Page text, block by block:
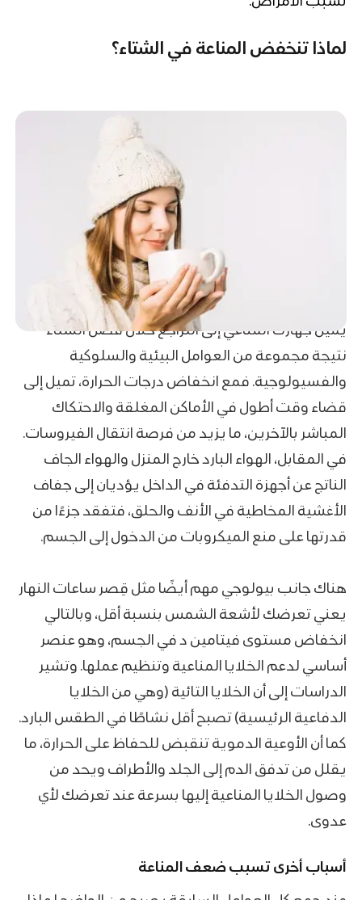
لماذا تنخفض المناعة في الشتاء؟
يميل جهازك المناعي إلى التراجع خلال فصل الشتاء
نتيجة مجموعة من العوامل البيئية والسلوكية
والفسيولوجية. فمع انخفاض درجات الحرارة، تميل إلى
قضاء وقت أطول في الأماكن المغلقة والاحتكاك
المباشر بالآخرين، ما يزيد من فرصة انتقال الفيروسات.
في المقابل، الهواء البارد خارج المنزل والهواء الجاف
الناتج عن أجهزة التدفئة في الداخل يؤديان إلى جفاف
الأغشية المخاطية في الأنف والحلق، فتفقد جزءًا من
قدرتها على منع الميكروبات من الدخول إلى الجسم.
هناك جانب بيولوجي مهم أيضًا مثل قِصر ساعات النهار
يعني تعرضك لأشعة الشمس بنسبة أقل، وبالتالي
انخفاض مستوى فيتامين د في الجسم، وهو عنصر
أساسي لدعم الخلايا المناعية وتنظيم عملها. وتشير
الدراسات إلى أن الخلايا التائية (وهي من الخلايا
الدفاعية الرئيسية) تصبح أقل نشاطًا في الطقس البارد.
كما أن الأوعية الدموية تنقبض للحفاظ على الحرارة، ما
يقلل من تدفق الدم إلى الجلد والأطراف ويحد من
وصول الخلايا المناعية إليها بسرعة عند تعرضك لأي
عدوى.
أسباب أخرى تسبب ضعف المناعة